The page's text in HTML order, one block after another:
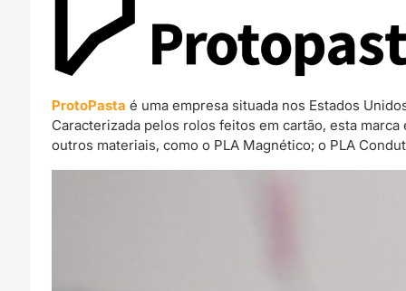
ProtoPasta é uma empresa situada nos Estados
Caracterizada pelos rolos feitos em cartão, esta
outros materiais, como o PLA Magnético; o PLA